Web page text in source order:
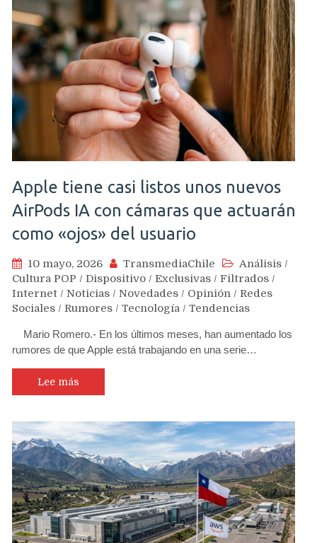
Apple tiene casi listos unos nuevos
AirPods IA con cámaras que actuarán
como «ojos» del usuario
10 mayo, 2026 TransmediaChile Análisis /
Cultura POP / Dispositivo / Exclusivas / Filtrados /
Internet / Noticias / Novedades / Opinión / Redes
Sociales / Rumores / Tecnología / Tendencias
Mario Romero.- En los últimos meses, han aumentado los
rumores de que Apple está trabajando en una serie…
Lee más